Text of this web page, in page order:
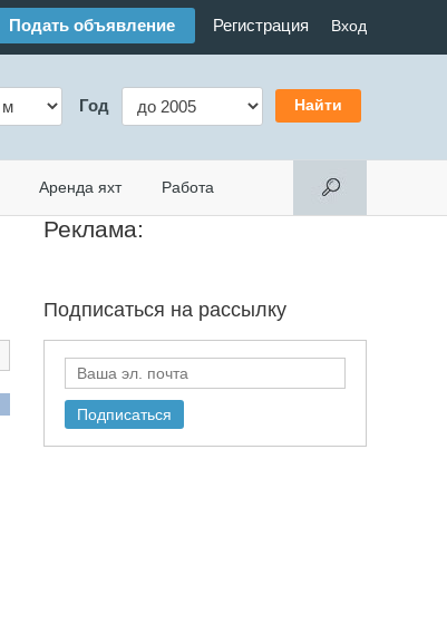
Подать объявление Регистрация Вход
Год
Аренда яхт Работа
Реклама:
Подписаться на рассылку